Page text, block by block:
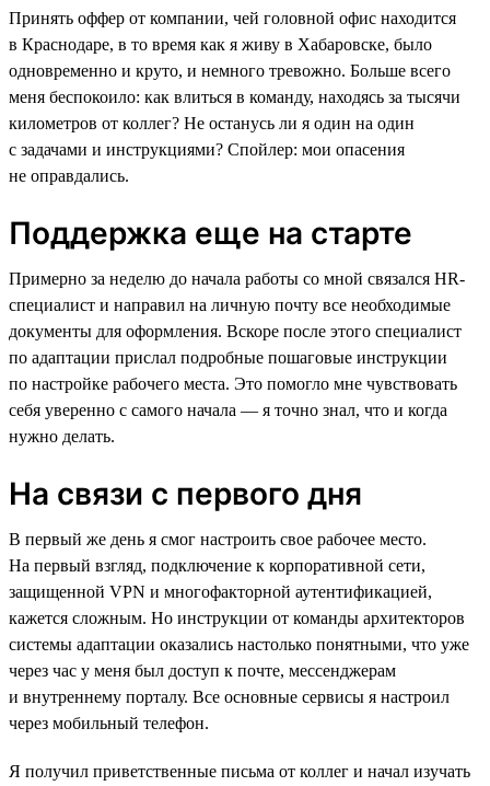
Принять оффер от компании, чей головной офис находится
в Краснодаре, в то время как я живу в Хабаровске, было
одновременно и круто, и немного тревожно. Больше всего
меня беспокоило: как влиться в команду, находясь за тысячи
километров от коллег? Не останусь ли я один на один
с задачами и инструкциями? Спойлер: мои опасения
не оправдались.
Поддержка еще на старте
Примерно за неделю до начала работы со мной связался HR-
специалист и направил на личную почту все необходимые
документы для оформления. Вскоре после этого специалист
по адаптации прислал подробные пошаговые инструкции
по настройке рабочего места. Это помогло мне чувствовать
себя уверенно с самого начала — я точно знал, что и когда
нужно делать.
На связи с первого дня
В первый же день я смог настроить свое рабочее место.
На первый взгляд, подключение к корпоративной сети,
защищенной VPN и многофакторной аутентификацией,
кажется сложным. Но инструкции от команды архитекторов
системы адаптации оказались настолько понятными, что уже
через час у меня был доступ к почте, мессенджерам
и внутреннему порталу. Все основные сервисы я настроил
через мобильный телефон.
Я получил приветственные письма от коллег и начал изучать